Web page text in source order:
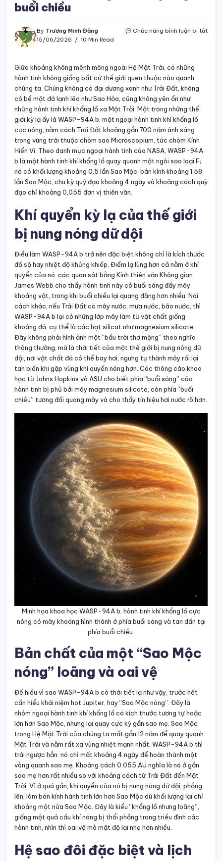
buổi chiều
By Trương Minh Đăng
15/06/2026
10 Min Read
Chức năng bình luận bị tắtở
Giữa khoảng không mênh mông ngoài Hệ Mặt Trời, có những
hành tinh không giống bất cứ thế giới quen thuộc nào quanh
chúng ta. Chúng không có đại dương xanh như Trái Đất, không
có bề mặt đá lạnh lẽo như Sao Hỏa, cũng không yên ổn như
những hành tinh khí khổng lồ xa Mặt Trời. Một trong những thế
giới kỳ lạ ấy là WASP-94A b, một ngoại hành tinh khí khổng lồ
cực nóng, nằm cách Trái Đất khoảng gần 700 năm ánh sáng
trong vùng trời thuộc chòm sao Microscopium, tức chòm Kính
Hiển Vi. Theo danh mục ngoại hành tinh của NASA, WASP-94A
b là một hành tinh khí khổng lồ quay quanh một ngôi sao loại F;
nó có khối lượng khoảng 0,5 lần Sao Mộc, bán kính khoảng 1,58
lần Sao Mộc, chu kỳ quỹ đạo khoảng 4 ngày và khoảng cách quỹ
đạo chỉ khoảng 0,055 đơn vị thiên văn.
Khí quyển kỳ lạ của thế giới
bị nung nóng dữ dội
Điều làm WASP-94A b trở nên đặc biệt không chỉ là kích thước
đồ sộ hay nhiệt độ khủng khiếp. Điểm lạ lùng hơn cả nằm ở khí
quyển của nó: các quan sát bằng Kính thiên văn Không gian
James Webb cho thấy hành tinh này có buổi sáng đầy mây
khoáng vật, trong khi buổi chiều lại quang đãng hơn nhiều. Nói
cách khác, nếu Trái Đất có mây nước, mưa nước, bão nước, thì
WASP-94A b lại có những lớp mây làm từ vật chất giống
khoáng đá, cụ thể là các hạt silicat như magnesium silicate.
Đây không phải hình ảnh một “bầu trời thơ mộng” theo nghĩa
thông thường, mà là thời tiết của một thế giới bị nung nóng dữ
dội, nơi vật chất đá có thể bay hơi, ngưng tụ thành mây rồi lại
tan biến khi gặp vùng khí quyển nóng hơn. Các thông cáo khoa
học từ Johns Hopkins và ASU cho biết phía “buổi sáng” của
hành tinh bị phủ bởi mây magnesium silicate, còn phía “buổi
chiều” tương đối quang mây và cho thấy tín hiệu hơi nước rõ hơn.
Minh họa khoa học WASP-94A b, hành tinh khí khổng lồ cực
nóng có mây khoáng hình thành ở phía buổi sáng và tan dần tại
phía buổi chiều.
Bản chất của một “Sao Mộc
nóng” loãng và oai vệ
Để hiểu vì sao WASP-94A b có thời tiết lạ như vậy, trước hết
cần hiểu khái niệm hot Jupiter, hay “Sao Mộc nóng”. Đây là
nhóm ngoại hành tinh khí khổng lồ có kích thước tương tự hoặc
lớn hơn Sao Mộc, nhưng lại quay cực kỳ gần sao mẹ. Sao Mộc
trong Hệ Mặt Trời của chúng ta mất gần 12 năm để quay quanh
Mặt Trời và nằm rất xa vùng nhiệt mạnh nhất. WASP-94A b thì
trái ngược hẳn: nó chỉ mất khoảng 4 ngày để hoàn thành một
vòng quanh sao mẹ. Khoảng cách 0,055 AU nghĩa là nó ở gần
sao mẹ hơn rất nhiều so với khoảng cách từ Trái Đất đến Mặt
Trời. Vì ở quá gần, khí quyển của nó bị nung nóng dữ dội, phồng
lên, làm bán kính hành tinh lớn hơn Sao Mộc dù khối lượng lại chỉ
khoảng một nửa Sao Mộc. Đây là kiểu “khổng lồ nhưng loãng”,
giống một quả cầu khí nóng bị thổi phồng trong triều đình các
hành tinh, nhìn thì oai vệ mà mật độ lại nhẹ hơn nhiều.
Hệ sao đôi đặc biệt và lịch